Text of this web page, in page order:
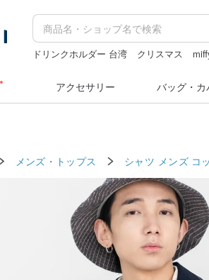
ドリンクホルダー 台湾 クリスマス
アクセサリー バッグ・カ
メンズ・トップス シャツ メンズ コ